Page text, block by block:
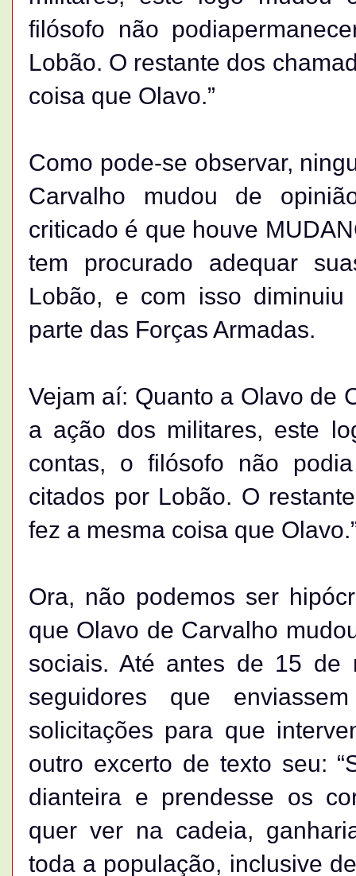
filósofo não
Lobão. O restante dos
coisa que Olavo.”
Como pode-se observar,
Carvalho mudou de
criticado é que houve
tem procurado adequar
Lobão, e com isso
parte das Forças Armadas.
Vejam aí: Quanto a Olavo de
a ação dos militares, este
contas, o filósofo não
citados por Lobão. O
fez a mesma coisa que
Ora, não podemos ser
que Olavo de Carvalho
sociais. Até antes de 15 de
seguidores que
solicitações para que
outro excerto de texto seu:
dianteira e prendesse os
quer ver na cadeia,
toda a população, inclusive